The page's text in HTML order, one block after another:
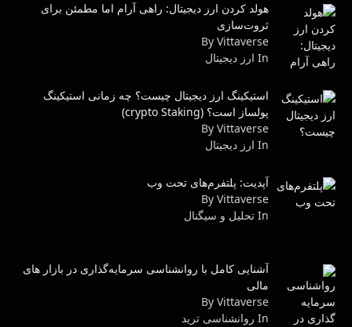
هولد کردن ارز دیجیتال: راهی آرام اما مطمئن برای
ثروت‌سازی
By Vittaverse
In ارز دیجیتال
استیکینگ ارز دیجیتال چیست؟ چه زمانی استیکینگ
پولساز است؟ (crypto Staking)
By Vittaverse
In ارز دیجیتال
آپدیت: پلتفرم‌های تحت وب
By Vittaverse
In تحلیل و سیگنال
آشنایی کامل با روانشناسی سرمایه‌گذاری در بازار های
مالی
By Vittaverse
In روانشناسى ترید